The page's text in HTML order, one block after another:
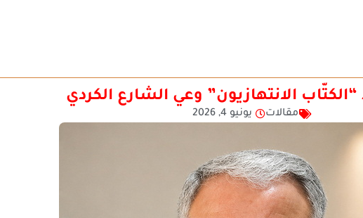
“الكتّاب الانتهازيون” وعي الشارع الكردي
مقالات يونيو 4, 2026